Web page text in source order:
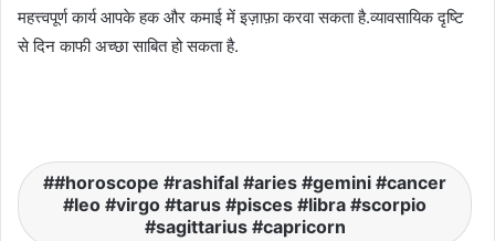
महत्त्वपूर्ण कार्य आपके हक और कमाई में इज़ाफ़ा करवा सकता है.व्‍यावसायिक दृष्टि
से दिन काफी अच्छा साबित हो सकता है.
#horoscope #rashifal #aries #gemini #cancer
#leo #virgo #tarus #pisces #libra #scorpio
#sagittarius #capricorn